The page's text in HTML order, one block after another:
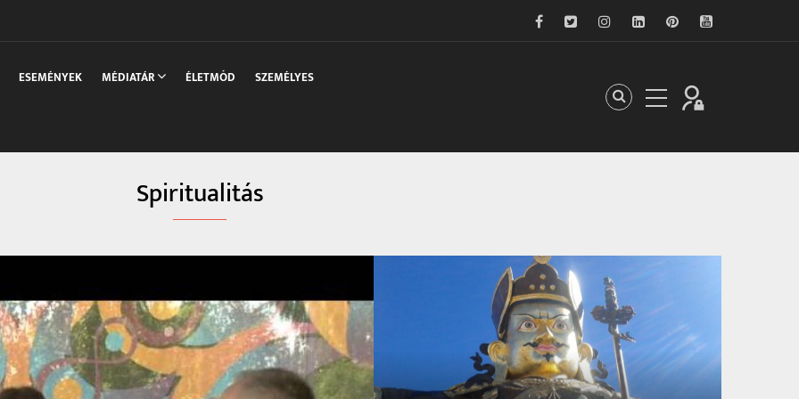
ESEMÉNYEK MÉDIATÁR ÉLETMÓD SZEMÉLYES
Spiritualitás
A sötét korszak és a szellemi